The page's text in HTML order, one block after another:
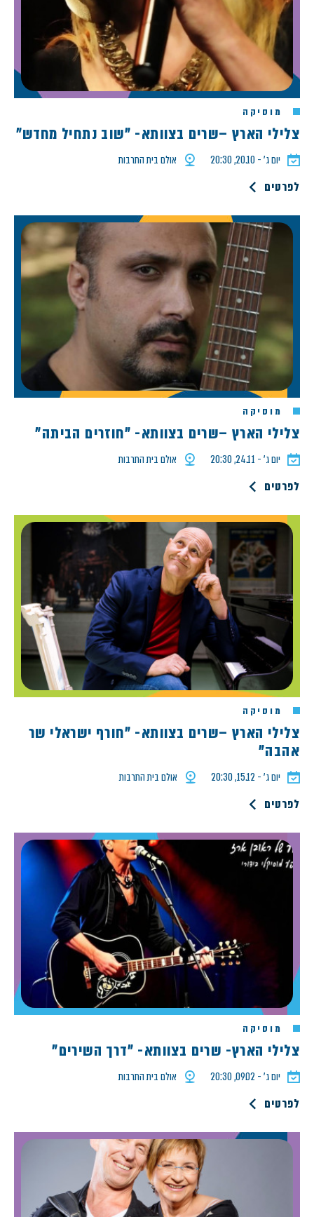
מוסיקה
צלילי הארץ –שרים בצוותא- "שוב נתחיל מחדש"
יום ג׳ - 20.10, 20:30 אולם בית התרבות
לפרטים
מוסיקה
צלילי הארץ –שרים בצוותא- "חוזרים הביתה"
יום ג׳ - 24.11, 20:30 אולם בית התרבות
לפרטים
מוסיקה
צלילי הארץ –שרים בצוותא- "חורף ישראלי שר
אהבה"
יום ג׳ - 15.12, 20:30 אולם בית התרבות
לפרטים
מוסיקה
צלילי הארץ- שרים בצוותא- "דרך השירים"
יום ג׳ - 09.02, 20:30 אולם בית התרבות
לפרטים